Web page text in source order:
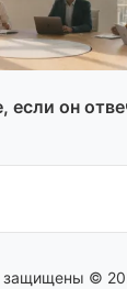
если он
защищены ©